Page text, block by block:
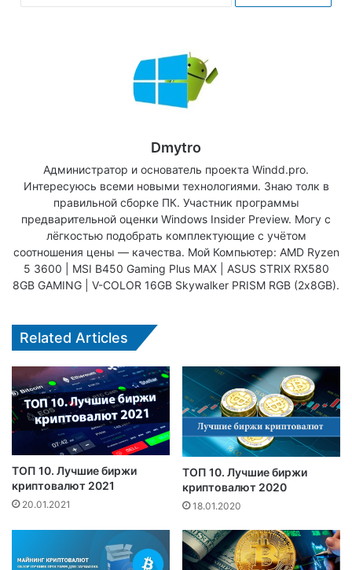
Dmytro
Администратор и основатель проекта Windd.pro.
Интересуюсь всеми новыми технологиями. Знаю толк в
правильной сборке ПК. Участник программы
предварительной оценки Windows Insider Preview. Могу с
лёгкостью подобрать комплектующие с учётом
соотношения цены — качества. Мой Компьютер: AMD Ryzen
5 3600 | MSI B450 Gaming Plus MAX | ASUS STRIX RX580
8GB GAMING | V-COLOR 16GB Skywalker PRISM RGB (2х8GB).
Related Articles
ТОП 10. Лучшие биржи
криптовалют 2021
20.01.2021
ТОП 10. Лучшие биржи
криптовалют 2020
18.01.2020